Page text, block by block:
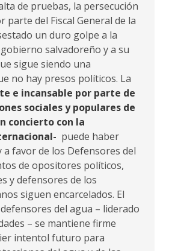
de pruebas, la persecución
parte del Fiscal General de la
un duro golpe a la
salvadoreño y a su
sigue siendo una
no hay presos políticos. La
e incansable por parte de
sociales y populares de
concierto con la
puede haber
favor de los Defensores del
de opositores políticos,
y defensores de los
siguen encarcelados. El
del agua – liderado
– se mantiene firme
intentol futuro para